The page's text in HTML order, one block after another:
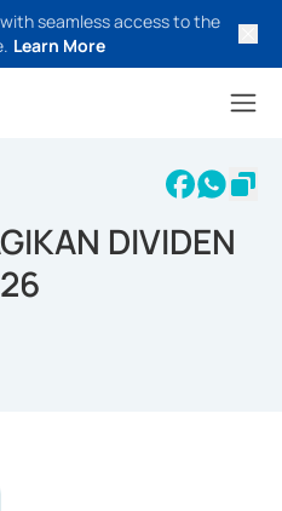
seamless access to the
Learn More
DIVIDEN